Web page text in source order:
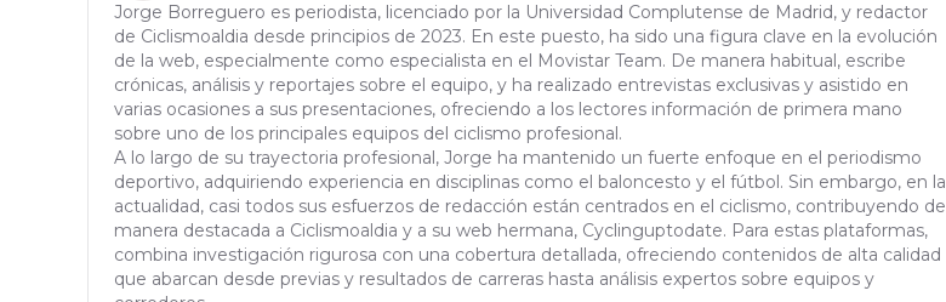
Jorge Borreguero es periodista, licenciado por la Universidad Complutense de Madrid, y redactor
de Ciclismoaldia desde principios de 2023. En este puesto, ha sido una figura clave en la evolución
de la web, especialmente como especialista en el Movistar Team. De manera habitual, escribe
crónicas, análisis y reportajes sobre el equipo, y ha realizado entrevistas exclusivas y asistido en
varias ocasiones a sus presentaciones, ofreciendo a los lectores información de primera mano
sobre uno de los principales equipos del ciclismo profesional.
A lo largo de su trayectoria profesional, Jorge ha mantenido un fuerte enfoque en el periodismo
deportivo, adquiriendo experiencia en disciplinas como el baloncesto y el fútbol. Sin embargo, en la
actualidad, casi todos sus esfuerzos de redacción están centrados en el ciclismo, contribuyendo de
manera destacada a Ciclismoaldia y a su web hermana, Cyclinguptodate. Para estas plataformas,
combina investigación rigurosa con una cobertura detallada, ofreciendo contenidos de alta calidad
que abarcan desde previas y resultados de carreras hasta análisis expertos sobre equipos y